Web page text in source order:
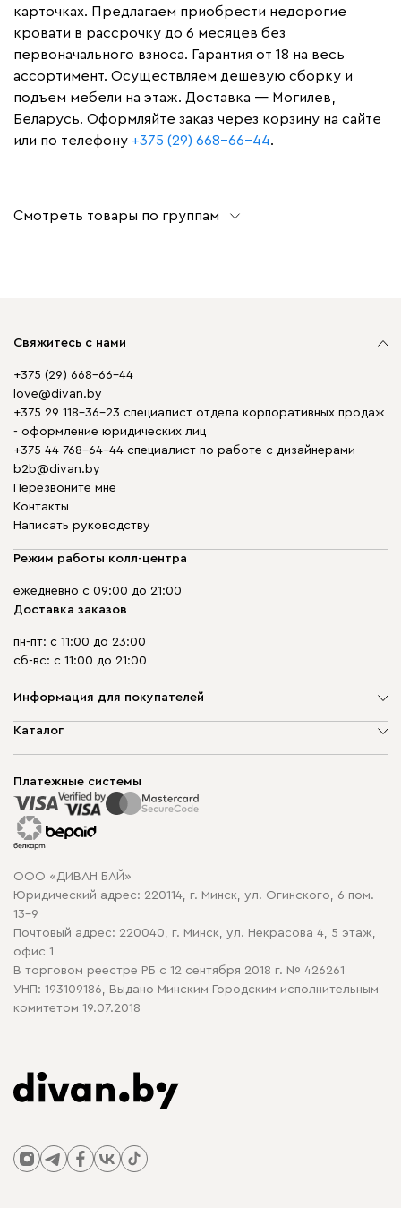
карточках. Предлагаем приобрести недорогие
кровати в рассрочку до 6 месяцев без
первоначального взноса. Гарантия от 18 на весь
ассортимент. Осуществляем дешевую сборку и
подъем мебели на этаж. Доставка — Могилев,
Беларусь. Оформляйте заказ через корзину на сайте
или по телефону +375 (29) 668-66-44.
Смотреть товары по группам
Свяжитесь с нами
+375 (29) 668-66-44
love@divan.by
+375 29 118-36-23 специалист отдела корпоративных продаж
- оформление юридических лиц
+375 44 768-64-44 специалист по работе с дизайнерами
b2b@divan.by
Перезвоните мне
Контакты
Написать руководству
Режим работы колл-центра
ежедневно с 09:00 до 21:00
Доставка заказов
пн-пт: с 11:00 до 23:00
сб-вс: с 11:00 до 21:00
Информация для покупателей
О компании
Способы оплаты
Рассрочка и кредит
Гарантия
Карта сайта
Политика конфиденциальности
Политика в отношении обработки cookie
Каталог
Корпусная мебель
Распродажа мебели
Платежные системы
ООО «ДИВАН БАЙ»
Юридический адрес: 220114, г. Минск, ул. Огинского, 6 пом.
13-9
Почтовый адрес: 220040, г. Минск, ул. Некрасова 4, 5 этаж,
офис 1
В торговом реестре РБ с 12 сентября 2018 г. № 426261
УНП: 193109186, Выдано Минским Городским исполнительным
комитетом 19.07.2018